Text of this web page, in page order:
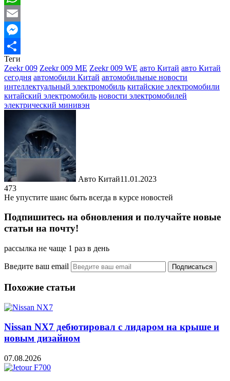
WhatsApp
Email
Messenger
Отправить
Теги
Zeekr 009 Zeekr 009 ME Zeekr 009 WE авто Китай авто Китай
сегодня автомобили Китай автомобильные новости
интеллектуальный электромобиль китайские электромобили
китайский электромобиль новости электромобилей
электрический минивэн
Авто Китай11.01.2023
473
Не упустите шанс быть всегда в курсе новостей
Подпишитесь на обновления и получайте новые
статьи на почту!
рассылка не чаще 1 раз в день
Введите ваш email
Похожие статьи
Nissan NX7 дебютировал с лидаром на крыше и
новым дизайном
07.08.2026